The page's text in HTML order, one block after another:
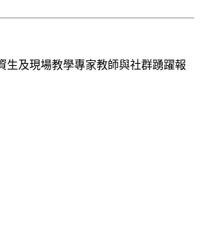
生及現場教學專家教師與社群踴躍報